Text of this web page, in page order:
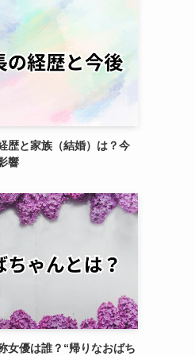
歴と家族（結婚）は？今
響
女優は誰？“帰りなおばち